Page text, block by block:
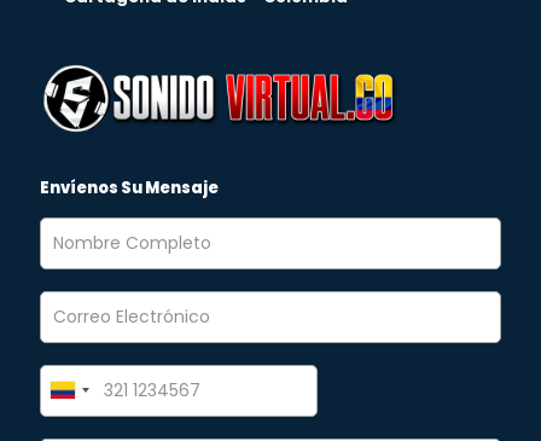
Envíenos Su Mensaje